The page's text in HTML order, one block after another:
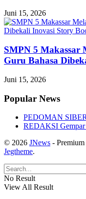
Juni 15, 2026
SMPN 5
Guru Bahasa
Juni 15, 2026
Popular News
PEDOMAN SIBER
REDAKSI
© 2026 JNews -
Jegtheme.
No Result
View All Result